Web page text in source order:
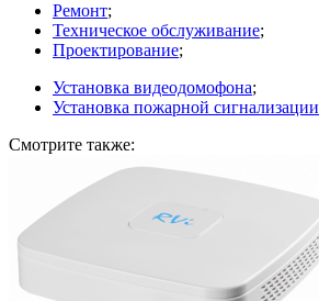
Ремонт;
Техническое обслуживание;
Проектирование;
Установка видеодомофона;
Установка пожарной сигнализации
Смотрите также: